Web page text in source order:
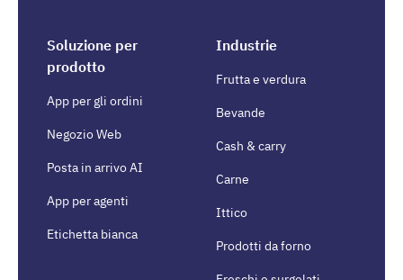
Soluzione per
prodotto
App per gli ordini
Negozio Web
Posta in arrivo AI
App per agenti
Etichetta bianca
Industrie
Frutta e verdura
Bevande
Cash & carry
Carne
Ittico
Prodotti da forno